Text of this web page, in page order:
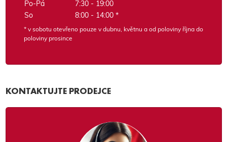
Po-Pá
7:30 - 19:00
So
8:00 - 14:00 *
* v sobotu otevřeno pouze v dubnu, květnu a od poloviny října do
poloviny prosince
KONTAKTUJTE PRODEJCE